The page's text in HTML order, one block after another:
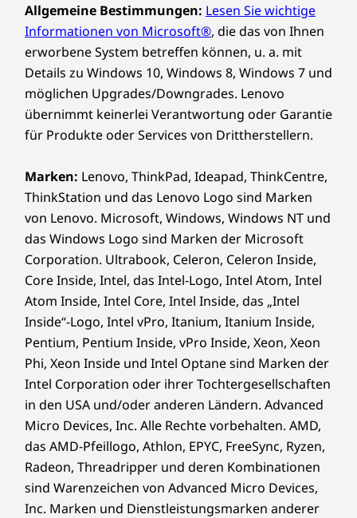
Allgemeine Bestimmungen: Lesen Sie wichtige
Informationen von Microsoft®, die das von Ihnen
erworbene System betreffen können, u. a. mit
Details zu Windows 10, Windows 8, Windows 7 und
möglichen Upgrades/Downgrades. Lenovo
übernimmt keinerlei Verantwortung oder Garantie
für Produkte oder Services von Drittherstellern.
Marken: Lenovo, ThinkPad, Ideapad, ThinkCentre,
ThinkStation und das Lenovo Logo sind Marken
von Lenovo. Microsoft, Windows, Windows NT und
das Windows Logo sind Marken der Microsoft
Corporation. Ultrabook, Celeron, Celeron Inside,
Core Inside, Intel, das Intel-Logo, Intel Atom, Intel
Atom Inside, Intel Core, Intel Inside, das „Intel
Inside“-Logo, Intel vPro, Itanium, Itanium Inside,
Pentium, Pentium Inside, vPro Inside, Xeon, Xeon
Phi, Xeon Inside und Intel Optane sind Marken der
Intel Corporation oder ihrer Tochtergesellschaften
in den USA und/oder anderen Ländern. Advanced
Micro Devices, Inc. Alle Rechte vorbehalten. AMD,
das AMD-Pfeillogo, Athlon, EPYC, FreeSync, Ryzen,
Radeon, Threadripper und deren Kombinationen
sind Warenzeichen von Advanced Micro Devices,
Inc. Marken und Dienstleistungsmarken anderer